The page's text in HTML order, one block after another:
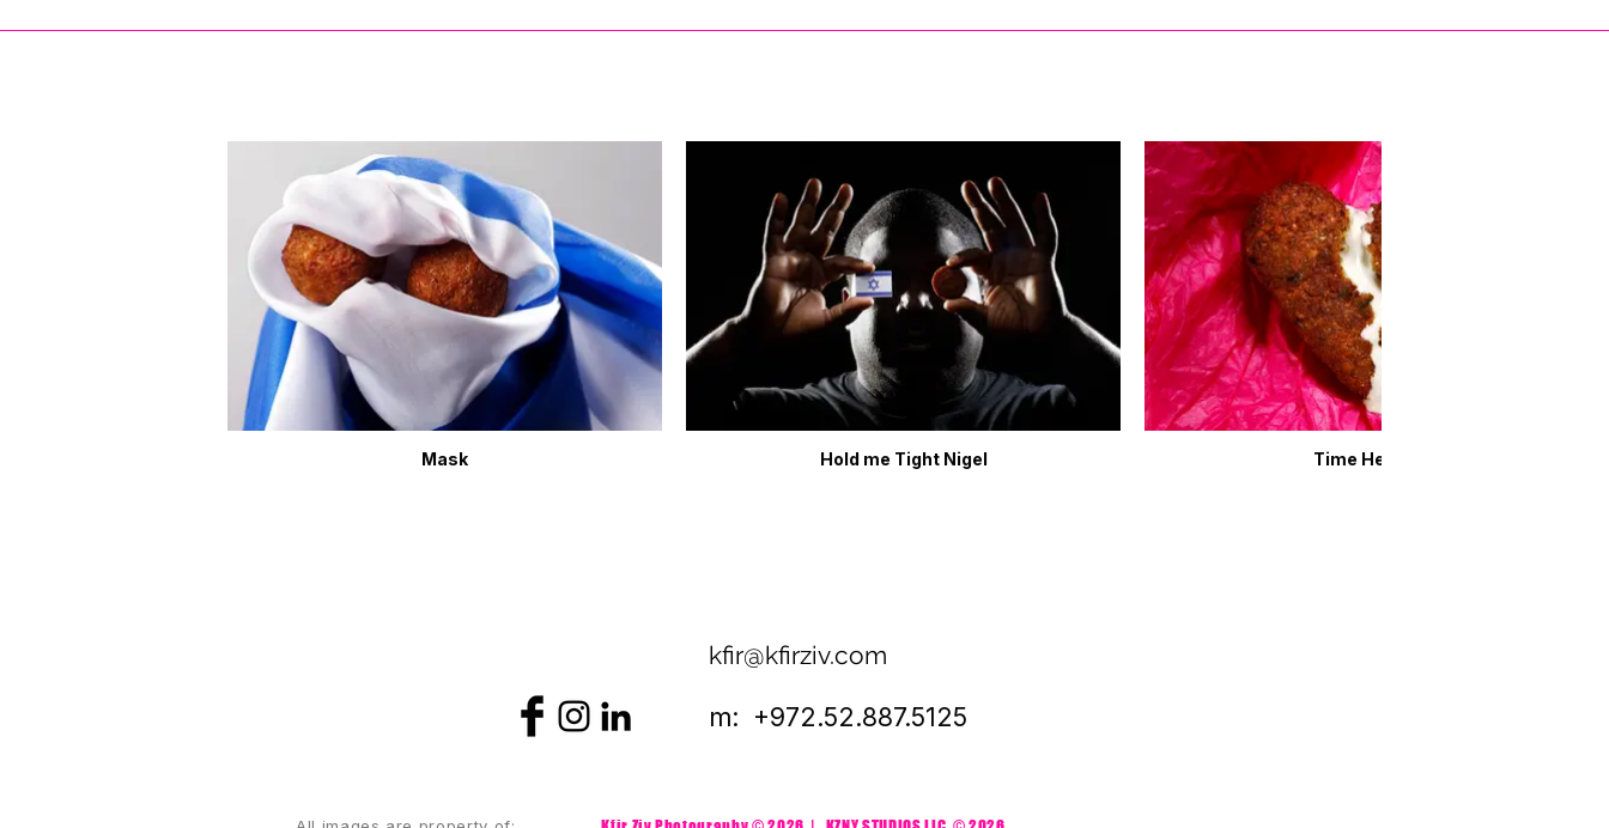
Mask Hold me Tight Nigel Time Heals
kfir@kfirziv.com
m: +972.52.887.5125